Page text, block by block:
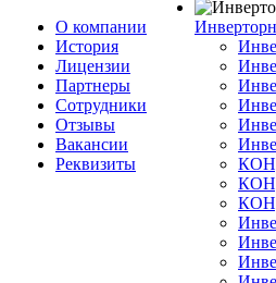
О компании
История
Лицензии
Партнеры
Сотрудники
Отзывы
Вакансии
Реквизиты